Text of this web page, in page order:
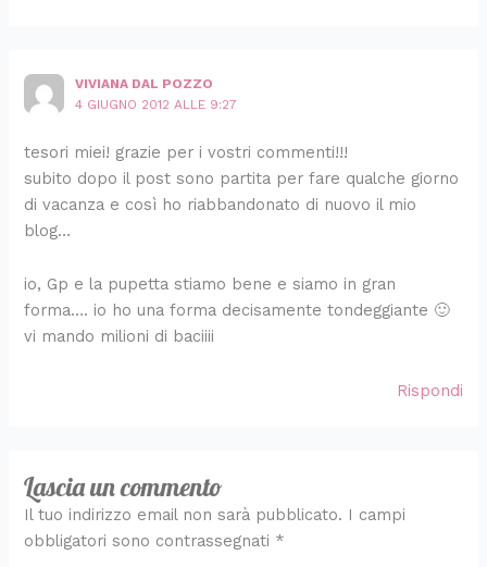
VIVIANA DAL POZZO
4 GIUGNO 2012 ALLE 9:27
tesori miei! grazie per i vostri commenti!!!
subito dopo il post sono partita per fare qualche giorno
di vacanza e così ho riabbandonato di nuovo il mio
blog…
io, Gp e la pupetta stiamo bene e siamo in gran
forma…. io ho una forma decisamente tondeggiante 🙂
vi mando milioni di baciiii
Rispondi
Lascia un commento
Il tuo indirizzo email non sarà pubblicato. I campi
obbligatori sono contrassegnati *